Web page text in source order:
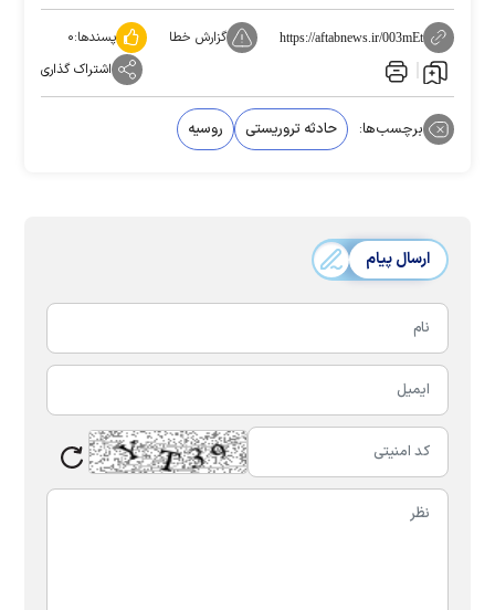
https://aftabnews.ir/003mEt گزارش خطا پسندها:۰
اشتراک گذاری
برچسب‌ها: حادثه تروریستی روسیه
ارسال پیام